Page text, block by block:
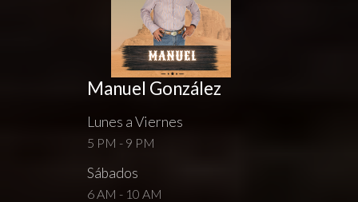
Manuel González
Lunes a Viernes
5 PM - 9 PM
Sábados
6 AM - 10 AM